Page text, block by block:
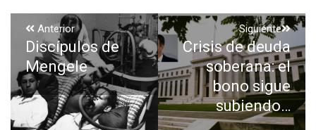
Navegación
de
entradas
Anterior
Entrada
anterior:
Discípulos de
Mengele
Siguiente
Entrada
siguiente:
Crisis de deuda
soberana: el
bono sigue
subiendo…